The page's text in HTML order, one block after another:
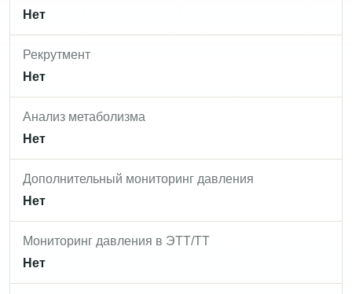
Нет
Рекрутмент
Нет
Анализ метаболизма
Нет
Дополнительный мониторинг давления
Нет
Мониторинг давления в ЭТТ/ТТ
Нет